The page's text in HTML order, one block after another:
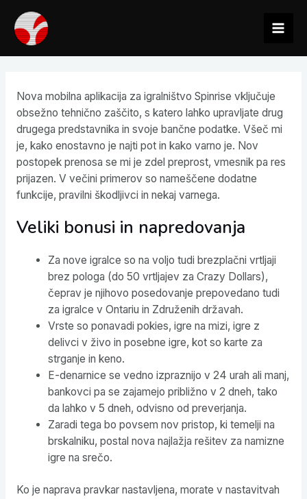
contenido
Nova mobilna aplikacija za igralništvo Spinrise vključuje
obsežno tehnično zaščito, s katero lahko upravljate drug
drugega predstavnika in svoje bančne podatke. Všeč mi
je, kako enostavno je najti pot in kako varno je. Nov
postopek prenosa se mi je zdel preprost, vmesnik pa res
prijazen. V večini primerov so nameščene dodatne
funkcije, pravilni škodljivci in nekaj varnega.
Veliki bonusi in napredovanja
Za nove igralce so na voljo tudi brezplačni vrtljaji
brez pologa (do 50 vrtljajev za Crazy Dollars),
čeprav je njihovo posedovanje prepovedano tudi
za igralce v Ontariu in Združenih državah.
Vrste so ponavadi pokies, igre na mizi, igre z
delivci v živo in posebne igre, kot so karte za
strganje in keno.
E-denarnice se vedno izpraznijo v 24 urah ali manj,
bankovci pa se zajamejo približno v 2 dneh, tako
da lahko v 5 dneh, odvisno od preverjanja.
Zaradi tega bo povsem nov pristop, ki temelji na
brskalniku, postal nova najlažja rešitev za namizne
igre na srečo.
Ko je naprava pravkar nastavljena, morate v nastavitvah